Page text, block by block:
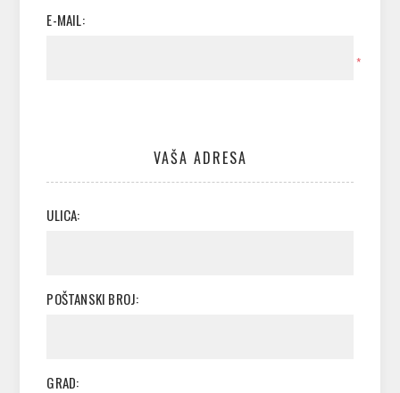
E-MAIL:
*
VAŠA ADRESA
ULICA:
POŠTANSKI BROJ:
GRAD: